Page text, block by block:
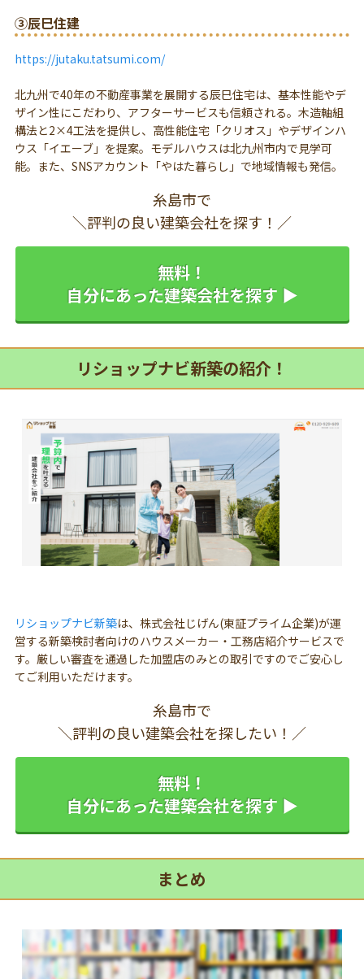
③辰巳住建
https://jutaku.tatsumi.com/
北九州で40年の不動産事業を展開する辰巳住宅は、基本性能やデ
ザイン性にこだわり、アフターサービスも信頼される。木造軸組
構法と2×4工法を提供し、高性能住宅「クリオス」やデザインハ
ウス「イエーブ」を提案。モデルハウスは北九州市内で見学可
能。また、SNSアカウント「やはた暮らし」で地域情報も発信。
糸島市で
＼評判の良い建築会社を探す！／
無料！
自分にあった建築会社を探す ▶
リショップナビ新築の紹介！
リショップナビ新築は、株式会社じげん(東証プライム企業)が運
営する新築検討者向けのハウスメーカー・工務店紹介サービスで
す。厳しい審査を通過した加盟店のみとの取引ですのでご安心し
てご利用いただけます。
糸島市で
＼評判の良い建築会社を探したい！／
無料！
自分にあった建築会社を探す ▶
まとめ